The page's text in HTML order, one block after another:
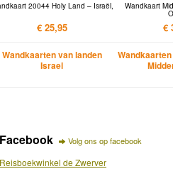
20044 Holy Land – Israël,
€ 25,95
Wandkaarten van landen
Israel
Wandkaart
€
Facebook Volg ons op facebook
Reisboekwinkel de Zwerver